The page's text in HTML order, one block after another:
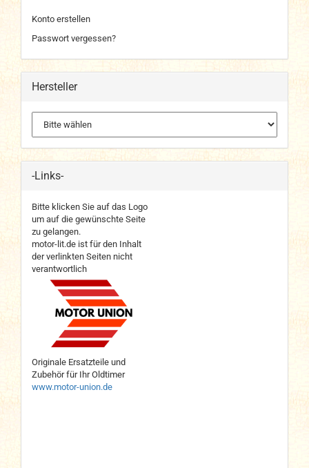
Konto erstellen
Passwort vergessen?
Hersteller
-Links-
Bitte klicken Sie auf das Logo
um auf die gewünschte Seite
zu gelangen.
motor-lit.de ist für den Inhalt
der verlinkten Seiten nicht
verantwortlich
Originale Ersatzteile und
Zubehör für Ihr Oldtimer
www.motor-union.de